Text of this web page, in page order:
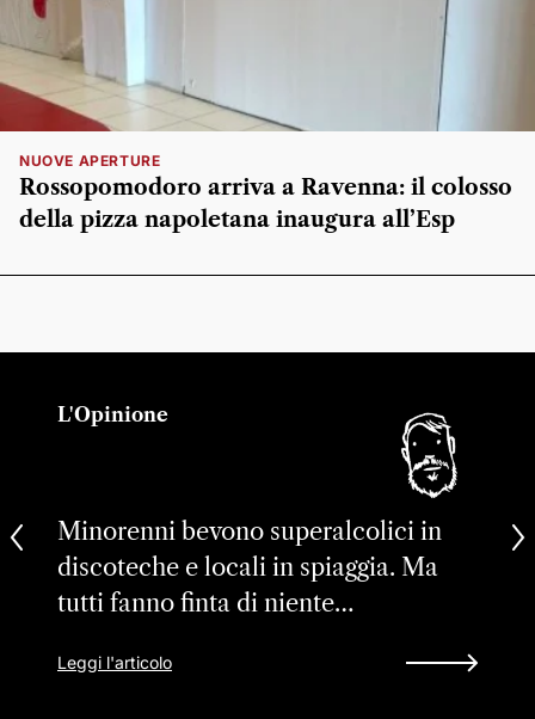
NUOVE APERTURE
Rossopomodoro arriva a Ravenna: il colosso
della pizza napoletana inaugura all’Esp
L'Opinione
Minorenni bevono superalcolici in
discoteche e locali in spiaggia. Ma
tutti fanno finta di niente…
Leggi l'articolo